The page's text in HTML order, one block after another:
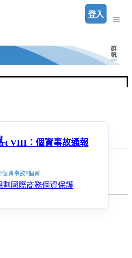
登入
劃 國際商務個資保護
VIII：個資事故通報
個資事故#個資